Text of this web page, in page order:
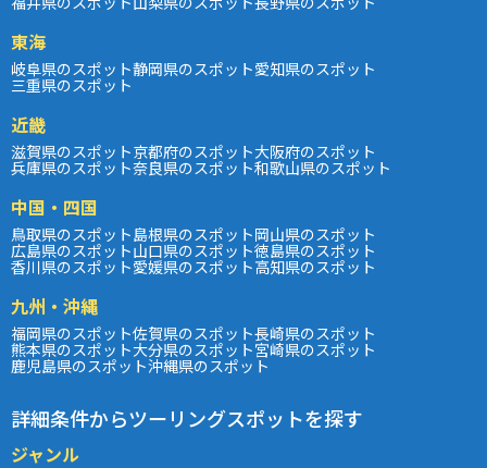
東海
岐阜県のスポット静岡県のスポット愛知県のスポット
三重県のスポット
近畿
滋賀県のスポット京都府のスポット大阪府のスポット
兵庫県のスポット奈良県のスポット和歌山県のスポット
中国・四国
鳥取県のスポット島根県のスポット岡山県のスポット
広島県のスポット山口県のスポット徳島県のスポット
香川県のスポット愛媛県のスポット高知県のスポット
九州・沖縄
福岡県のスポット佐賀県のスポット長崎県のスポット
熊本県のスポット大分県のスポット宮崎県のスポット
鹿児島県のスポット沖縄県のスポット
詳細条件からツーリングスポットを探す
ジャンル